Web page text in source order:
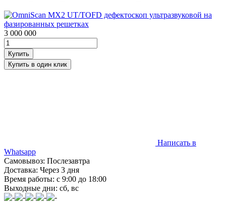
3 000 000
Написать в
Whatsapp
Самовывоз: Послезавтра
Доставка: Через 3 дня
Время работы: с 9:00 до 18:00
Выходные дни: сб, вс